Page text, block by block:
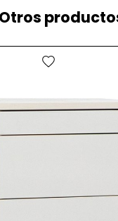
Otros
favorite